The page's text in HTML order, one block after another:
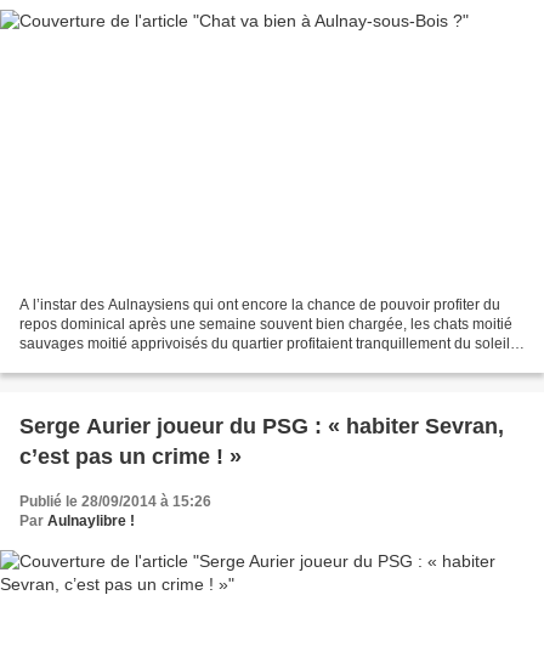
A l’instar des Aulnaysiens qui ont encore la chance de pouvoir profiter du
repos dominical après une semaine souvent bien chargée, les chats moitié
sauvages moitié apprivoisés du quartier profitaient tranquillement du soleil
Serge Aurier joueur du PSG : « habiter Sevran,
c’est pas un crime ! »
Publié le 28/09/2014 à 15:26
Par Aulnaylibre !